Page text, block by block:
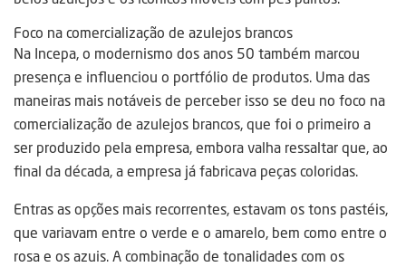
Foco na comercialização de azulejos brancos
Na Incepa, o modernismo dos anos 50 também marcou
presença e influenciou o portfólio de produtos. Uma das
maneiras mais notáveis de perceber isso se deu no foco na
comercialização de azulejos brancos, que foi o primeiro a
ser produzido pela empresa, embora valha ressaltar que, ao
final da década, a empresa já fabricava peças coloridas.
Entras as opções mais recorrentes, estavam os tons pastéis,
que variavam entre o verde e o amarelo, bem como entre o
rosa e os azuis. A combinação de tonalidades com os